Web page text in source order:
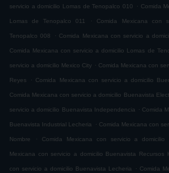
servicio a domicilio Lomas de Tenopalco 010 . Comida
Lomas de Tenopalco 011 . Comida Mexicana con
Tenopalco 008 . Comida Mexicana con servicio a
Comida Mexicana con servicio a domicilio Lomas de
servicio a domicilio Mexico City . Comida Mexicana con
Reyes . Comida Mexicana con servicio a domicilio
Comida Mexicana con servicio a domicilio Buenavista
servicio a domicilio Buenavista Independencia . Comida
Buenavista Industrial Lecheria . Comida Mexicana con
Nombre . Comida Mexicana con servicio a domicilio
Mexicana con servicio a domicilio Buenavista Recursos
con servicio a domicilio Buenavista Lecheria . Comida